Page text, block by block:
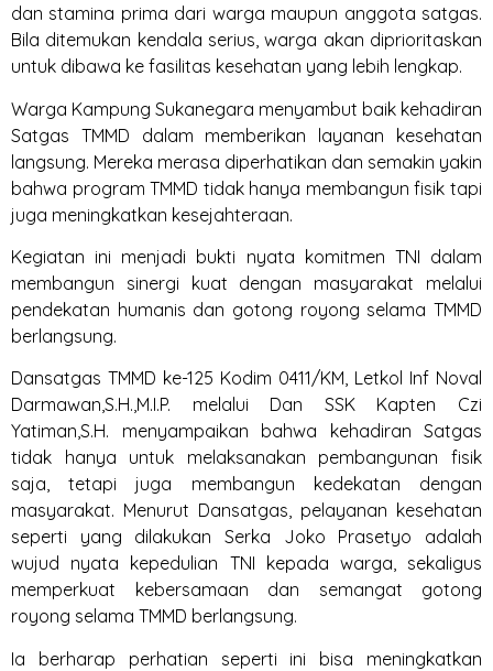
dan stamina prima dari warga maupun anggota satgas.
Bila ditemukan kendala serius, warga akan diprioritaskan
untuk dibawa ke fasilitas kesehatan yang lebih lengkap.
Warga Kampung Sukanegara menyambut baik kehadiran
Satgas TMMD dalam memberikan layanan kesehatan
langsung. Mereka merasa diperhatikan dan semakin yakin
bahwa program TMMD tidak hanya membangun fisik tapi
juga meningkatkan kesejahteraan.
Kegiatan ini menjadi bukti nyata komitmen TNI dalam
membangun sinergi kuat dengan masyarakat melalui
pendekatan humanis dan gotong royong selama TMMD
berlangsung.
Dansatgas TMMD ke-125 Kodim 0411/KM, Letkol Inf Noval
Darmawan,S.H.,M.I.P. melalui Dan SSK Kapten Czi
Yatiman,S.H. menyampaikan bahwa kehadiran Satgas
tidak hanya untuk melaksanakan pembangunan fisik
saja, tetapi juga membangun kedekatan dengan
masyarakat. Menurut Dansatgas, pelayanan kesehatan
seperti yang dilakukan Serka Joko Prasetyo adalah
wujud nyata kepedulian TNI kepada warga, sekaligus
memperkuat kebersamaan dan semangat gotong
royong selama TMMD berlangsung.
Ia berharap perhatian seperti ini bisa meningkatkan